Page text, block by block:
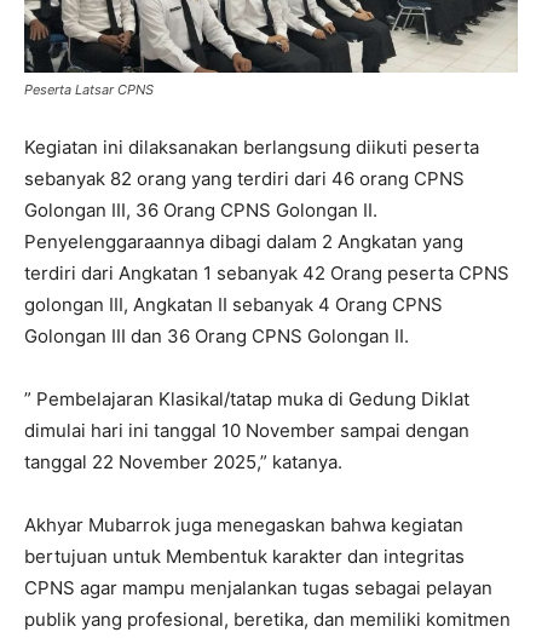
Peserta Latsar CPNS
Kegiatan ini dilaksanakan berlangsung diikuti peserta
sebanyak 82 orang yang terdiri dari 46 orang CPNS
Golongan III, 36 Orang CPNS Golongan II.
Penyelenggaraannya dibagi dalam 2 Angkatan yang
terdiri dari Angkatan 1 sebanyak 42 Orang peserta CPNS
golongan III, Angkatan II sebanyak 4 Orang CPNS
Golongan III dan 36 Orang CPNS Golongan II.
” Pembelajaran Klasikal/tatap muka di Gedung Diklat
dimulai hari ini tanggal 10 November sampai dengan
tanggal 22 November 2025,” katanya.
Akhyar Mubarrok juga menegaskan bahwa kegiatan
bertujuan untuk Membentuk karakter dan integritas
CPNS agar mampu menjalankan tugas sebagai pelayan
publik yang profesional, beretika, dan memiliki komitmen